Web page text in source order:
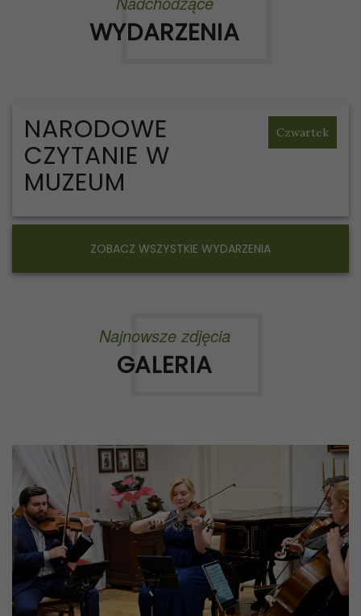
WYDARZENIA
Czwartek
NARODOWE
CZYTANIE W
MUZEUM
ZOBACZ WSZYSTKIE WYDARZENIA
Najnowsze zdjęcia
GALERIA